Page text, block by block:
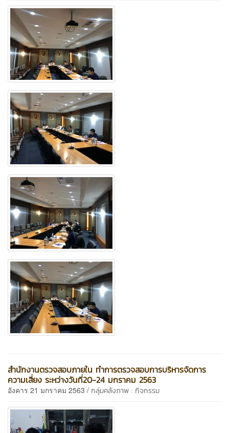
สำนักงานตรวจสอบภายใน ทำการตรวจสอบการบริหารจัดการ
ความเสี่ยง ระหว่างวันที่20-24 มกราคม 2563
อังคาร 21 มกราคม 2563 / กลุ่มคลังภาพ : กิจกรรม